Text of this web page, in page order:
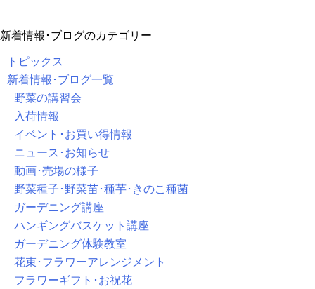
新着情報･ブログのカテゴリー
トピックス
新着情報･ブログ一覧
野菜の講習会
入荷情報
イベント･お買い得情報
ニュース･お知らせ
動画･売場の様子
野菜種子･野菜苗･種芋･きのこ種菌
ガーデニング講座
ハンギングバスケット講座
ガーデニング体験教室
花束･フラワーアレンジメント
フラワーギフト･お祝花